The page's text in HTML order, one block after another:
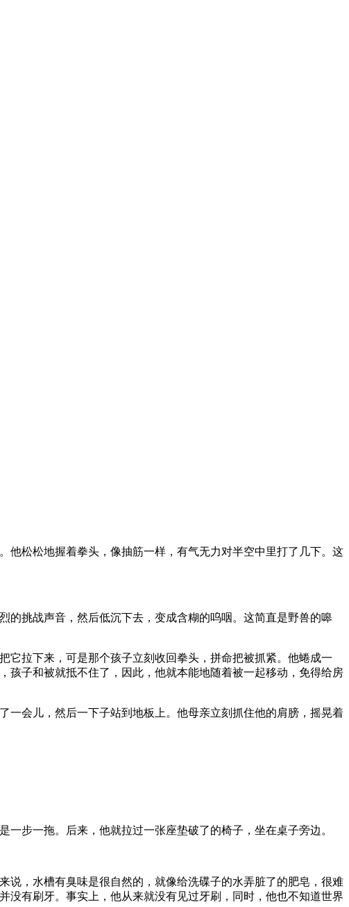
他松松地握着拳头，像抽筋一样，有气无力对半空中里打了几下。这
的挑战声音，然后低沉下去，变成含糊的呜咽。这简直是野兽的嗥
它拉下来，可是那个孩子立刻收回拳头，拼命把被抓紧。他蜷成一
孩子和被就抵不住了，因此，他就本能地随着被一起移动，免得给房
一会儿，然后一下子站到地板上。他母亲立刻抓住他的肩膀，摇晃着
步一拖。后来，他就拉过一张座垫破了的椅子，坐在桌子旁边。
说，水槽有臭味是很自然的，就像给洗碟子的水弄脏了的肥皂，很难
没有刷牙。事实上，他从来就没有见过牙刷，同时，他也不知道世界